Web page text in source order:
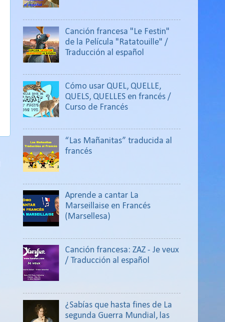
Canción francesa "Le Festin"
de la Película "Ratatouille" /
Traducción al español
Cómo usar QUEL, QUELLE,
QUELS, QUELLES en francés /
Curso de Francés
“Las Mañanitas” traducida al
francés
Aprende a cantar La
Marseillaise en Francés
(Marsellesa)
Canción francesa: ZAZ - Je veux
/ Traducción al español
¿Sabías que hasta fines de La
segunda Guerra Mundial, las